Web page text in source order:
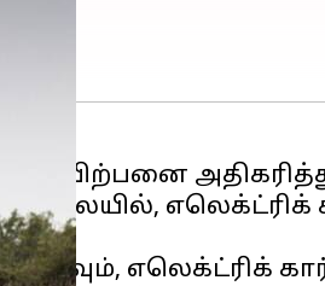
ன் விற்பனை
நிலையில்,
எலெக்ட்ரிக்